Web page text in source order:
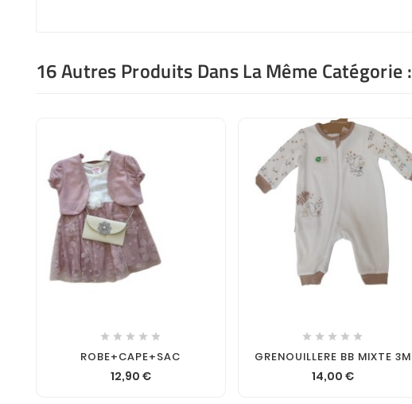
16 Autres Produits Dans La Même Catégorie :
    
ROBE+CAPE+SAC
12,90 €
    
GRENOUILLERE BB MIXTE 3M
14,00 €